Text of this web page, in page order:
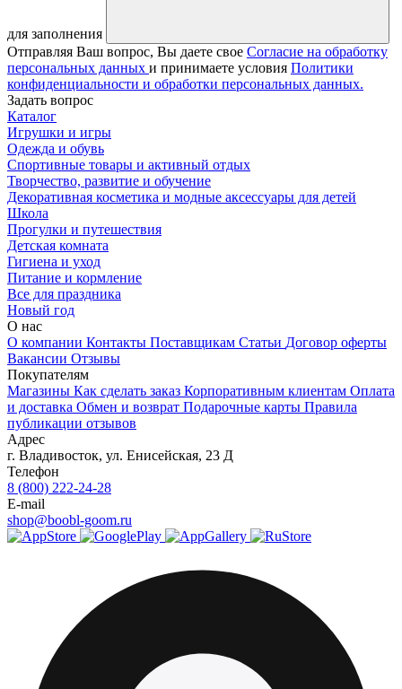
для заполнения
Отправляя Ваш вопрос, Вы даете свое Согласие на обработку
персональных данных и принимаете условия Политики
конфиденциальности и обработки персональных данных.
Задать вопрос
Каталог
Игрушки и игры
Одежда и обувь
Спортивные товары и активный отдых
Творчество, развитие и обучение
Декоративная косметика и модные аксессуары для детей
Школа
Прогулки и путешествия
Детская комната
Гигиена и уход
Питание и кормление
Все для праздника
Новый год
О нас
О компании Контакты Поставщикам Статьи Договор оферты
Вакансии Отзывы
Покупателям
Магазины Как сделать заказ Корпоративным клиентам Оплата
и доставка Обмен и возврат Подарочные карты Правила
публикации отзывов
Адрес
г. Владивосток, ул. Енисейская, 23 Д
Телефон
8 (800) 222-24-28
E-mail
shop@boobl-goom.ru